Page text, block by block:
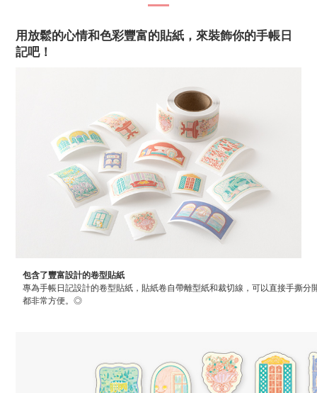
用放鬆的心情和色彩豐富的貼紙，來裝飾你的手帳日
記吧！
包含了豐富設計的卷型貼紙
專為手帳日記設計的卷型貼紙，貼紙卷自帶離型紙和裁切線，可以直接手撕分
都非常方便。◎